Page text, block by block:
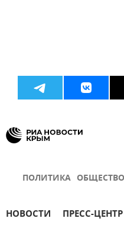
ПОЛИТИКА ОБЩЕСТВО
НОВОСТИ ПРЕСС-ЦЕНТР